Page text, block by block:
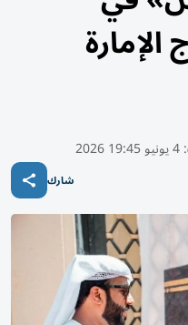
4 يونيو 19:45 2026
شارك